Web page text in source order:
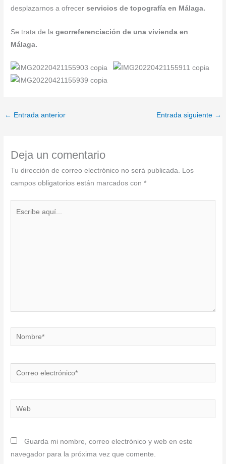
desplazarnos a ofrecer servicios de topografía en Málaga.
Se trata de lageorreferenciación de una vivienda en
Málaga.
← Entrada anterior Entrada siguiente →
Deja un comentario
Tu dirección de correo electrónico no será publicada. Los
campos obligatorios están marcados con*
Nombre*
Correo
electrónico*
Web
Guarda mi nombre, correo electrónico y web en este
navegador para la próxima vez que comente.